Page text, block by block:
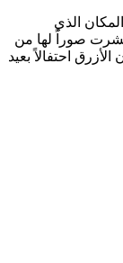
الذي
صوراً لها من
احتفالاً بعيد